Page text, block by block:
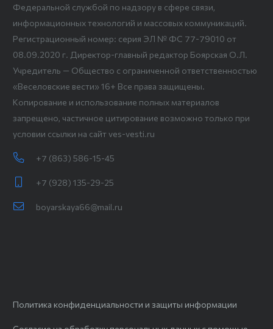
Федеральной службой по надзору в сфере связи,
информационных технологий и массовых коммуникаций.
Регистрационный номер: серия ЭЛ № ФС 77-79010 от
08.09.2020 г. Директор-главный редактор Боярская О.Л.
Учредитель — Общество с ограниченной ответственностью
«Веселовские вести» 16+ Все права защищены.
Копирование и использование полных материалов
запрещено, частичное цитирование возможно только при
условии ссылки на сайт ves-vesti.ru
+7 (863) 586-15-45
+7 (928) 135-29-25
boyarskaya66@mail.ru
Политика конфиденциальности и защиты информации